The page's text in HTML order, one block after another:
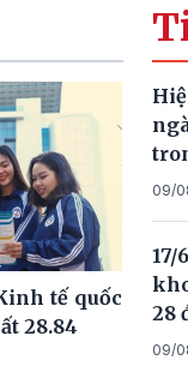
tế quốc
28.84
09/
28
09/